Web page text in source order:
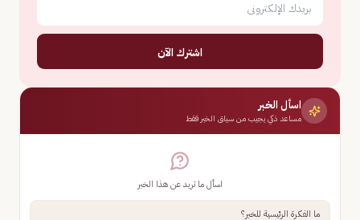
اشترك الآن
اسأل الخبر
مساعد ذكي يجيب من سياق الخبر فقط
اسأل ما تريد عن هذا الخبر
ما الفكرة الرئيسية للخبر؟